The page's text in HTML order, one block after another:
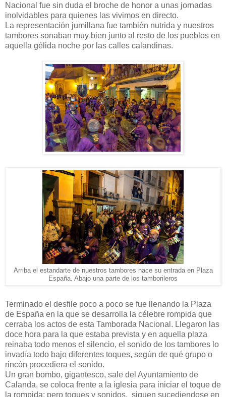
Nacional fue sin duda el broche de honor a unas jornadas
inolvidables para quienes las vivimos en directo.
La representación jumillana fue también nutrida y nuestros
tambores sonaban muy bien junto al resto de los pueblos en
aquella gélida noche por las calles calandinas.
Arriba el estandarte de nuestros tambores hace su entrada en Plaza
España. Abajo una parte de los tamborileros
Terminado el desfile poco a poco se fue llenando la Plaza
de España en la que se desarrolla la célebre rompida que
cerraba los actos de esta Tamborada Nacional. Llegaron las
doce hora para la que estaba prevista y en aquella plaza
reinaba todo menos el silencio, el sonido de los tambores lo
invadía todo bajo diferentes toques, según de qué grupo o
rincón procediera el sonido.
Un gran bombo, gigantesco, sale del Ayuntamiento de
Calanda, se coloca frente a la iglesia para iniciar el toque de
la rompida; pero toques y sonidos, siguen sucediendose en